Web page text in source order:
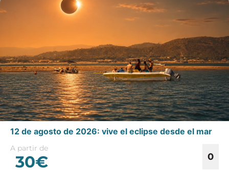
12 de agosto de 2026: vive el eclipse desde el mar
A partir de
30€ 0